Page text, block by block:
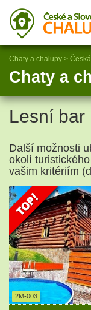
Chaty a chalupy >
Chaty a
Lesní bar
Další možnosti
okolí
vašim kritériím
2M-003